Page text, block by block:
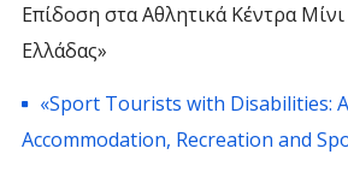
Επίδοση στα Αθλητικά Κέντρα
Ελλάδας»
«Sport Tourists with Disabilities:
Accommodation, Recreation and